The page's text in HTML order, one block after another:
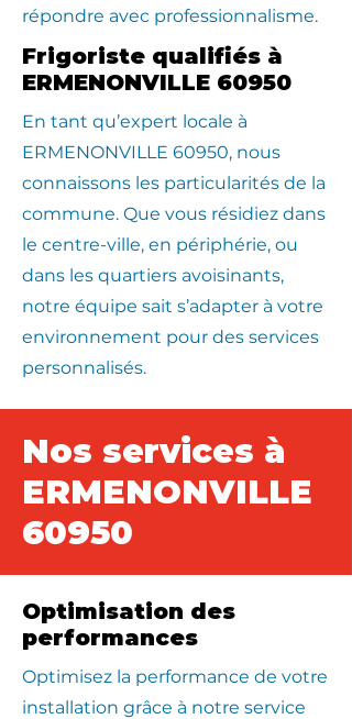
répondre avec professionnalisme.
Frigoriste qualifiés à
ERMENONVILLE 60950
En tant qu’expert locale à
ERMENONVILLE 60950, nous
connaissons les particularités de la
commune. Que vous résidiez dans
le centre-ville, en périphérie, ou
dans les quartiers avoisinants,
notre équipe sait s’adapter à votre
environnement pour des services
personnalisés.
Nos services à
ERMENONVILLE
60950
Optimisation des
performances
Optimisez la performance de votre
installation grâce à notre service